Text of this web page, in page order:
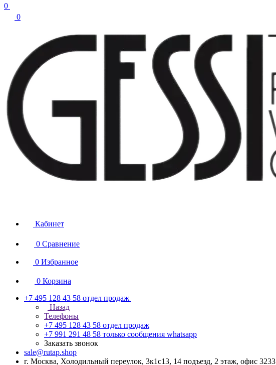
0
0
Кабинет
0 Сравнение
0 Избранное
0 Корзина
+7 495 128 43 58 отдел продаж
Назад
Телефоны
+7 495 128 43 58 отдел продаж
+7 991 291 48 58 только сообщения whatsapp
Заказать звонок
sale@rutap.shop
г. Москва, Холодильный переулок, 3к1с13, 14 подъезд, 2 этаж, офис 3233